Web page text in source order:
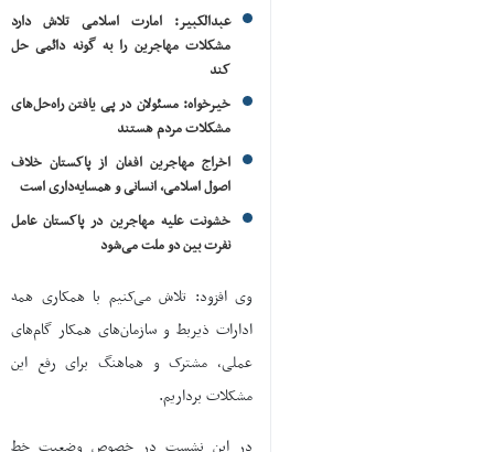
عبدالکبیر: امارت اسلامی تلاش دارد
مشکلات مهاجرین را به گونه دائمی حل
کند
خیرخواه: مسئولان در پی یافتن راه‌حل‌های
مشکلات مردم هستند
اخراج مهاجرین افغان از پاکستان خلاف
اصول اسلامی، انسانی و همسایه‌داری است
خشونت علیه مهاجرین در پاکستان عامل
نفرت بین دو ملت می‌شود
وی افزود: تلاش می‌کنیم با همکاری همه
ادارات ذیربط و سازمان‌های همکار گام‌های
عملی، مشترک و هماهنگ برای رفع این
مشکلات برداریم.
در این نشست در خصوص وضعیت خط